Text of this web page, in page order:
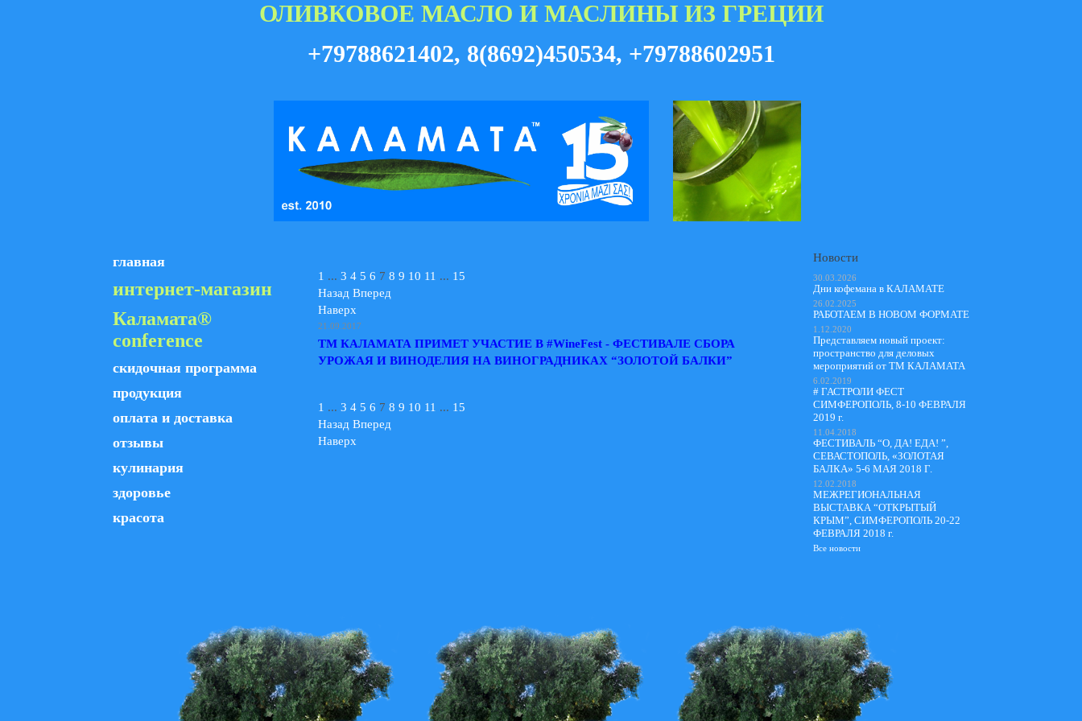
ОЛИВКОВОЕ МАСЛО И МАСЛИНЫ ИЗ ГРЕЦИИ
+79788621402, 8(8692)450534, +79788602951
главная
интернет-магазин
Каламата®
conference
скидочная программа
продукция
оплата и доставка
отзывы
кулинария
здоровье
красота
1 ... 3 4 5 6 7 8 9 10 11 ... 15
Назад Вперед
Наверх
21.09.2017
ТМ КАЛАМАТА ПРИМЕТ УЧАСТИЕ В #WineFest - ФЕСТИВАЛЕ СБОРА
УРОЖАЯ И ВИНОДЕЛИЯ НА ВИНОГРАДНИКАХ “ЗОЛОТОЙ БАЛКИ”
1 ... 3 4 5 6 7 8 9 10 11 ... 15
Назад Вперед
Наверх
Новости
30.03.2026
Дни кофемана в КАЛАМАТЕ
26.02.2025
РАБОТАЕМ В НОВОМ ФОРМАТЕ
1.12.2020
Представляем новый проект:
пространство для деловых
мероприятий от ТМ КАЛАМАТА
6.02.2019
# ГАСТРОЛИ ФЕСТ
СИМФЕРОПОЛЬ, 8-10 ФЕВРАЛЯ
2019 г.
11.04.2018
ФЕСТИВАЛЬ “О, ДА! ЕДА! ”,
СЕВАСТОПОЛЬ, «ЗОЛОТАЯ
БАЛКА» 5-6 МАЯ 2018 Г.
12.02.2018
МЕЖРЕГИОНАЛЬНАЯ
ВЫСТАВКА “ОТКРЫТЫЙ
КРЫМ”, СИМФЕРОПОЛЬ 20-22
ФЕВРАЛЯ 2018 г.
Все новости